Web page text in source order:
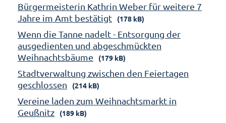
Bürgermeisterin Kathrin Weber für weitere 7
Jahre im Amt bestätigt
(178 kB)
Wenn die Tanne nadelt - Entsorgung der
ausgedienten und abgeschmückten
Weihnachtsbäume
(179 kB)
Stadtverwaltung zwischen den Feiertagen
geschlossen
(214 kB)
Vereine laden zum Weihnachtsmarkt in
Geußnitz
(189 kB)